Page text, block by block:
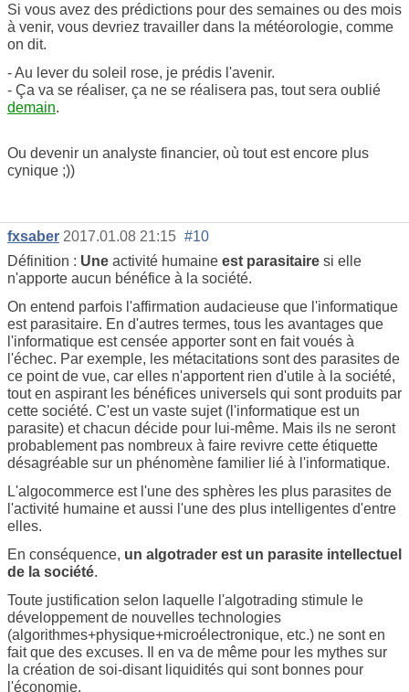
Si vous avez des prédictions pour des semaines ou des mois
à venir, vous devriez travailler dans la météorologie, comme
on dit.
- Au lever du soleil rose, je prédis l'avenir.
- Ça va se réaliser, ça ne se réalisera pas, tout sera oublié
demain.
Ou devenir un analyste financier, où tout est encore plus
cynique ;))
fxsaber 2017.01.08 21:15 #10
Définition : Une activité humaine est parasitaire si elle
n'apporte aucun bénéfice à la société.
On entend parfois l'affirmation audacieuse que l'informatique
est parasitaire. En d'autres termes, tous les avantages que
l'informatique est censée apporter sont en fait voués à
l'échec. Par exemple, les métacitations sont des parasites de
ce point de vue, car elles n'apportent rien d'utile à la société,
tout en aspirant les bénéfices universels qui sont produits par
cette société. C'est un vaste sujet (l'informatique est un
parasite) et chacun décide pour lui-même. Mais ils ne seront
probablement pas nombreux à faire revivre cette étiquette
désagréable sur un phénomène familier lié à l'informatique.
L'algocommerce est l'une des sphères les plus parasites de
l'activité humaine et aussi l'une des plus intelligentes d'entre
elles.
En conséquence, un algotrader est un parasite intellectuel
de la société.
Toute justification selon laquelle l'algotrading stimule le
développement de nouvelles technologies
(algorithmes+physique+microélectronique, etc.) ne sont en
fait que des excuses. Il en va de même pour les mythes sur
la création de soi-disant liquidités qui sont bonnes pour
l'économie.